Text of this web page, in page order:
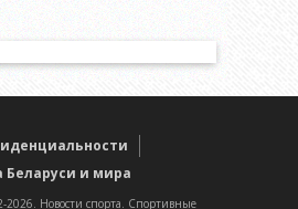
Беларуси и мира
Новости спорта. Спортивные